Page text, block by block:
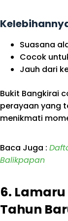
Suasana
Cocok
Jauh dari
Bukit Bangkirai
perayaan yang
menikmati
Baca Juga :
Balikpapan
6.
Tahun